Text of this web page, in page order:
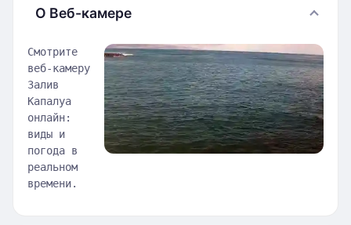
О Веб-камере
Смотрите
веб-камеру
Залив
Капалуа
онлайн:
виды и
погода в
реальном
времени.